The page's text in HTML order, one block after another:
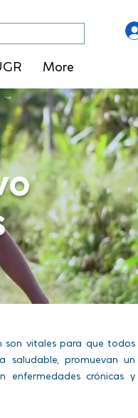
More
son vitales para que todos
promuevan un
enfermedades crónicas y